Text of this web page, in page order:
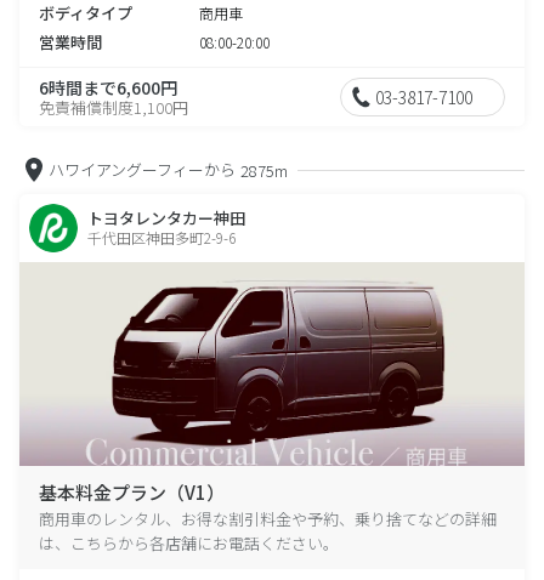
ボディタイプ 商用車
営業時間 08:00-20:00
6時間まで6,600円
免責補償制度1,100円 03-3817-7100
ハワイアングーフィーから 2875m
トヨタレンタカー神田
千代田区神田多町2-9-6
基本料金プラン（V1）
商用車のレンタル、お得な割引料金や予約、乗り捨てなどの詳細
は、こちらから各店舗にお電話ください。